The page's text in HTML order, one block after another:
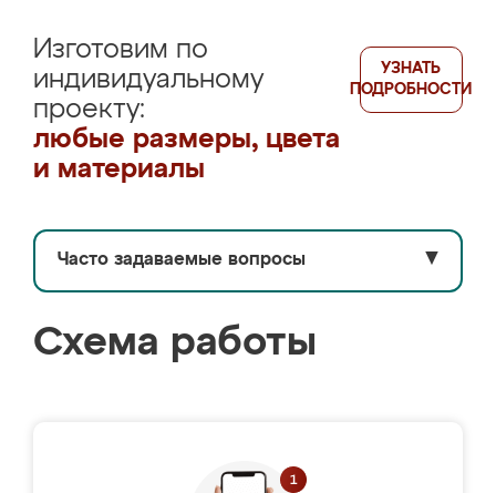
Изготовим по
индивидуальному
проекту:
любые размеры, цвета
и материалы
УЗНАТЬ
ПОДРОБНОСТИ
Часто задаваемые вопросы ▼
Схема работы